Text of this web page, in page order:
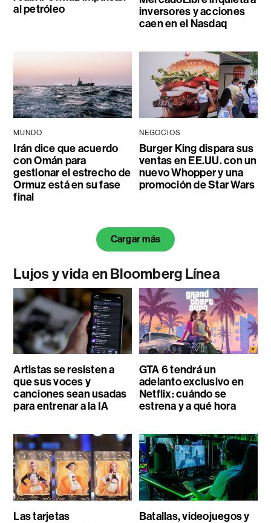
al petróleo
inversores y acciones
caen en el Nasdaq
MUNDO
Irán dice que acuerdo
con Omán para
gestionar el estrecho de
Ormuz está en su fase
final
NEGOCIOS
Burger King dispara sus
ventas en EE.UU. con un
nuevo Whopper y una
promoción de Star Wars
Cargar más
Lujos y vida en Bloomberg Línea
Artistas se resisten a
que sus voces y
canciones sean usadas
para entrenar a la IA
GTA 6 tendrá un
adelanto exclusivo en
Netflix: cuándo se
estrena y a qué hora
Las tarjetas
Batallas, videojuegos y